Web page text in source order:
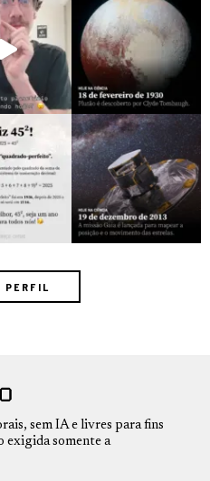
PERFIL
sem IA e livres para fins
exigida somente a